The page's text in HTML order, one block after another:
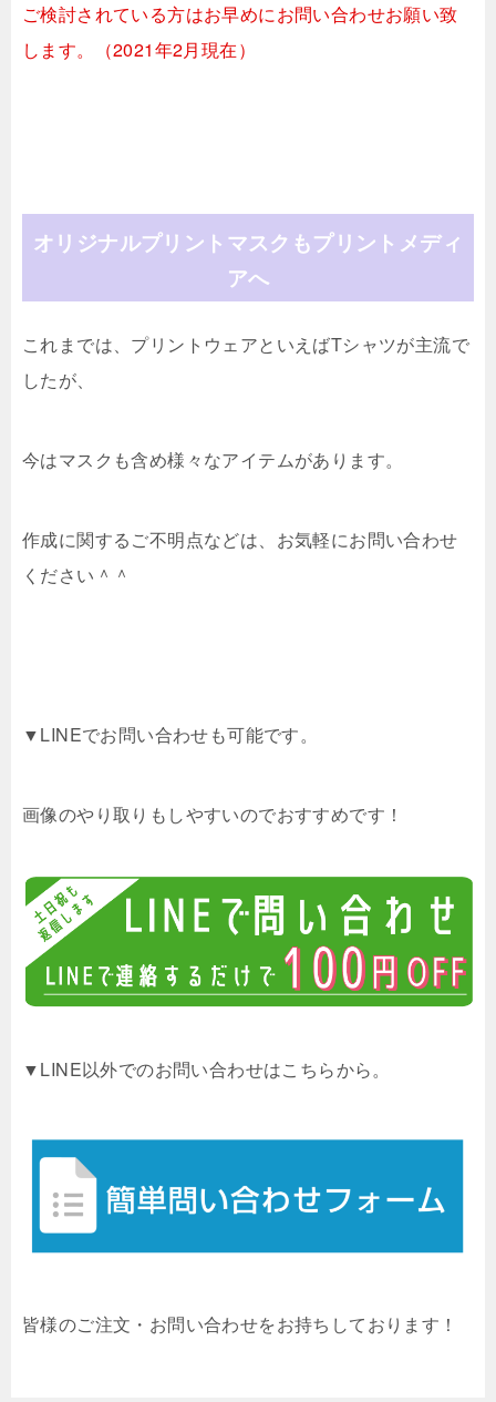
ご検討されている方はお早めにお問い合わせお願い致
します。（2021年2月現在）
オリジナルプリントマスクもプリントメディ
アへ
これまでは、プリントウェアといえばTシャツが主流で
したが、
今はマスクも含め様々なアイテムがあります。
作成に関するご不明点などは、お気軽にお問い合わせ
ください＾＾
▼LINEでお問い合わせも可能です。
画像のやり取りもしやすいのでおすすめです！
▼LINE以外でのお問い合わせはこちらから。
皆様のご注文・お問い合わせをお持ちしております！